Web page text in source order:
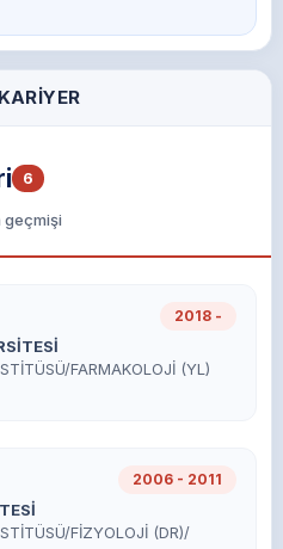
6
geçmişi
2018 -
FARMAKOLOJİ (YL)
2006 - 2011
FİZYOLOJİ (DR)/